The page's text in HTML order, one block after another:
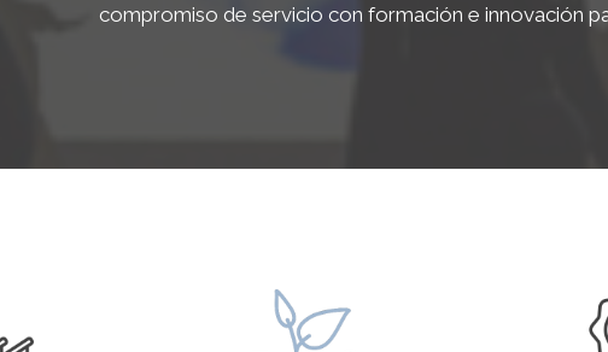
compromiso de servicio con formación e innovación